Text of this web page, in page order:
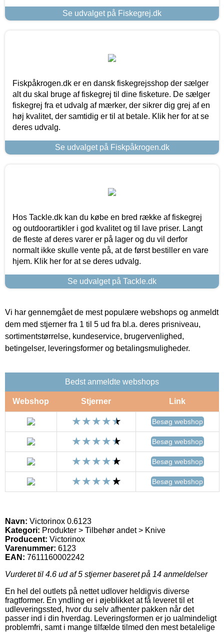
Se udvalget på Fiskegrej.dk
Fiskpåkrogen.dk er en dansk fiskegrejsshop der sælger
alt du skal bruge af fiskegrej til dine fisketure. De sælger
fiskegrej fra et udvalg af mærker, der sikrer dig grej af en
høj kvalitet, der samtidig er til at betale. Klik her for at se
deres udvalg.
Se udvalget på Fiskpåkrogen.dk
Hos Tackle.dk kan du købe en bred række af fiskegrej
og outdoorartikler i god kvalitet og til lave priser. Langt
de fleste af deres varer er på lager og du vil derfor
normalt ikke skulle vente på, at de først bestiller en vare
hjem. Klik her for at se deres udvalg.
Se udvalget på Tackle.dk
Vi har gennemgået de mest populære webshops og anmeldt
dem med stjerner fra 1 til 5 ud fra bl.a. deres prisniveau,
sortimentstørrelse, kundeservice, brugervenlighed,
betingelser, leveringsformer og betalingsmuligheder.
Bedst anmeldte webshops
Webshop Stjerner Link
Besøg webshop
Besøg webshop
Besøg webshop
Besøg webshop
Navn: Victorinox 0.6123
Kategori: Produkter > Tilbehør andet > Knive
Producent: Victorinox
Varenummer: 6123
EAN: 7611160002242
Vurderet til 4.6 ud af 5 stjerner baseret på 14 anmeldelser
En hel del outlets på nettet udlover heldigvis diverse
fragtformer. En yndling er i øjeblikket at få leveret til et
udleveringssted, hvor du selv afhenter pakken når det
passer ind i din hverdag. Leveringsformen er jo ualmindeligt
problemfri, samt i mange tilfælde tilmed den mest betalelige